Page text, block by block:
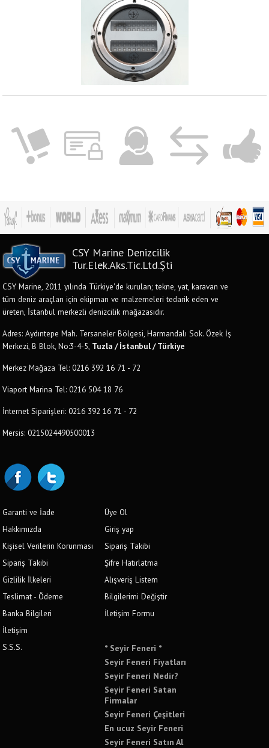
CSY Marine Denizcilik
Tur.Elek.Aks.Tic.Ltd.Şti
CSY Marine, 2011 yılında Türkiye'de kurulan; tekne, yat, karavan ve
tüm deniz araçları için ekipman ve malzemeleri tedarik eden ve
üreten, İstanbul merkezli denizcilik mağazasıdır.
Adres: Aydıntepe Mah. Tersaneler Bölgesi, Harmandalı Sok. Özek İş
Merkezi, B Blok, No:3-4-5, Tuzla / İstanbul / Türkiye
Merkez Mağaza Tel: 0216 392 16 71 - 72
Viaport Marina Tel: 0216 504 18 76
İnternet Siparişleri: 0216 392 16 71 - 72
Mersis: 0215024490500013
Garanti ve İade
Hakkımızda
Kişisel Verilerin Korunması
Sipariş Takibi
Gizlilik İlkeleri
Teslimat - Ödeme
Banka Bilgileri
İletişim
S.S.S.
Üye Ol
Giriş yap
Sipariş Takibi
Şifre Hatırlatma
Alışveriş Listem
Bilgilerimi Değiştir
İletişim Formu
* Seyir Feneri *
Seyir Feneri Fiyatları
Seyir Feneri Nedir?
Seyir Feneri Satan
Firmalar
Seyir Feneri Çeşitleri
En ucuz Seyir Feneri
Seyir Feneri Satın Al